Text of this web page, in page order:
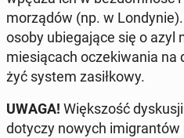
mo­rzą­dów (np. w
osoby ubie­ga­ją­ce się o azyl
mie­sią­cach ocze­ki­wa­nia na
żyć system za­sił­ko­wy.
UWAGA! Więk­szość
dotyczy nowych imi­gran­tów